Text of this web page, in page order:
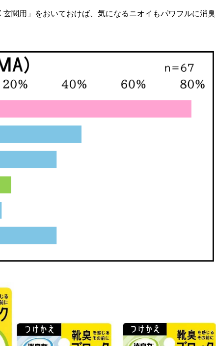
関用」をおいておけば、気になるニオイもパワフルに消臭